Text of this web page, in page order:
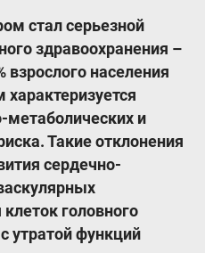
стал серьезной
здравоохранения –
взрослого населения
метаболических и
Такие отклонения
сердечно-
головного
утратой функций